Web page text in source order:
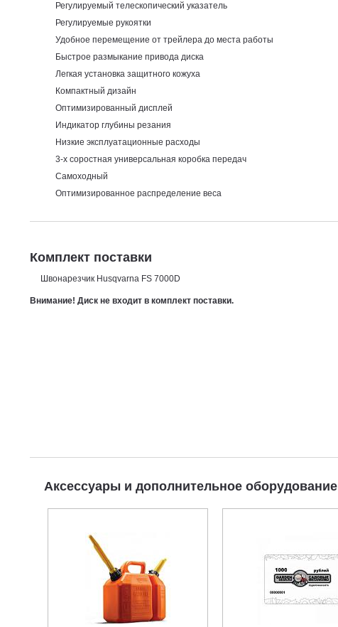
Регулируемый телескопический указатель
Регулируемые рукоятки
Удобное перемещение от трейлера до места работы
Быстрое размыкание привода диска
Легкая установка защитного кожуха
Компактный дизайн
Оптимизированный дисплей
Индикатор глубины резания
Низкие эксплуатационные расходы
3-х соростная универсальная коробка передач
Самоходный
Оптимизированное распределение веса
Комплект поставки
Швонарезчик Husqvarna FS 7000D
Внимание! Диск не входит в комплект поставки.
Аксессуары и дополнительное оборудование